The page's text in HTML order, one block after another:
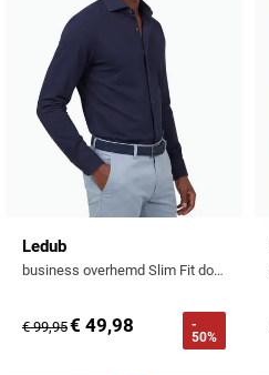
Ledub
business overhemd Slim Fit donkerblauw effen 100% katoen
€ 99,95€ 49,98
-
50%